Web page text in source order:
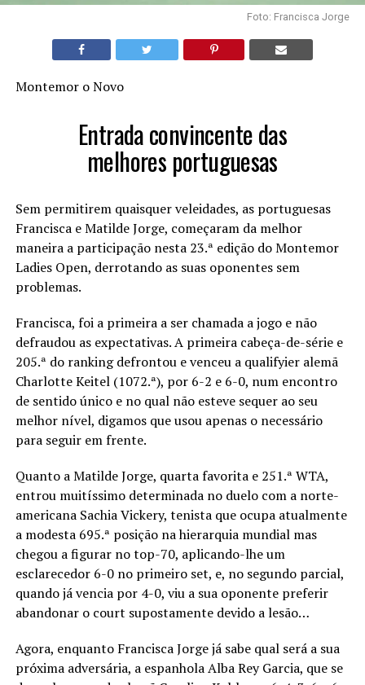
Foto: Francisca Jorge
Montemor o Novo
Entrada convincente das
melhores portuguesas
Sem permitirem quaisquer veleidades, as portuguesas
Francisca e Matilde Jorge, começaram da melhor
maneira a participação nesta 23.ª edição do Montemor
Ladies Open, derrotando as suas oponentes sem
problemas.
Francisca, foi a primeira a ser chamada a jogo e não
defraudou as expectativas. A primeira cabeça-de-série e
205.ª do ranking defrontou e venceu a qualifyier alemã
Charlotte Keitel (1072.ª), por 6-2 e 6-0, num encontro
de sentido único e no qual não esteve sequer ao seu
melhor nível, digamos que usou apenas o necessário
para seguir em frente.
Quanto a Matilde Jorge, quarta favorita e 251.ª WTA,
entrou muitíssimo determinada no duelo com a norte-
americana Sachia Vickery, tenista que ocupa atualmente
a modesta 695.ª posição na hierarquia mundial mas
chegou a figurar no top-70, aplicando-lhe um
esclarecedor 6-0 no primeiro set, e, no segundo parcial,
quando já vencia por 4-0, viu a sua oponente preferir
abandonar o court supostamente devido a lesão…
Agora, enquanto Francisca Jorge já sabe qual será a sua
próxima adversária, a espanhola Alba Rey Garcia, que se